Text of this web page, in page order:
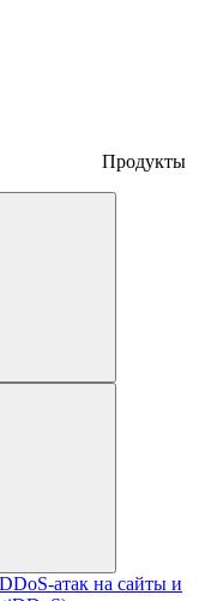
Продукты
атак на сайты и